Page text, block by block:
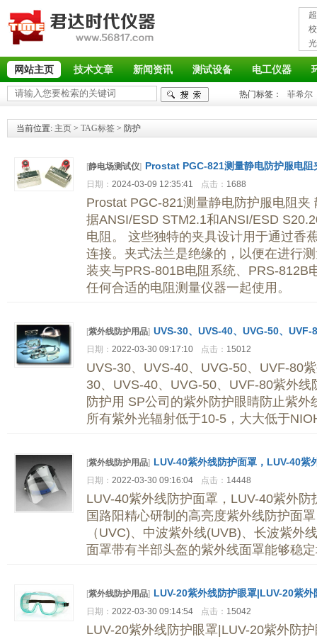
网站主页 技术文章 新闻资讯 测试设备 电工仪器
热门标签： 菲希尔
当前位置: 主页 > TAG标签 > 防护
[静电场测试仪] Prostat PGC-821测量静电防护服电阻
日期： 2024-03-09 12:35:41 点击： 1688
Prostat PGC-821测量静电防护服电阻
据ANSI/ESD STM2.1和ANSI/ESD
电阻。 这些独特的夹具设计用于通过香
连接。夹式法兰是绝缘的，以便在进行
装夹与PRS-801B电阻系统、PRS-812B
任何合适的电阻测量仪器一起使用。
[紫外线防护用品] UVS-30、UVS-40、UVG-50、UVF-
日期： 2022-03-30 09:17:10 点击： 15012
UVS-30、UVS-40、UVG-50、UVF-80
30、UVS-40、UVG-50、UVF-80紫外
防护用 SP公司的紫外防护眼睛防止紫
所有紫外光辐射低于10-5，大大低于
[紫外线防护用品] LUV-40紫外线防护面罩，LUV-40紫
日期： 2022-03-30 09:16:04 点击： 14448
LUV-40紫外线防护面罩，LUV-40紫外
国路阳精心研制的高亮度紫外线防护面
（UVC)、中波紫外线(UVB)、长波紫外
面罩带有半部头盔的紫外线面罩能够稳
[紫外线防护用品] LUV-20紫外线防护眼罩|LUV-20紫外
日期： 2022-03-30 09:14:54 点击： 15042
LUV-20紫外线防护眼罩|LUV-20紫外防